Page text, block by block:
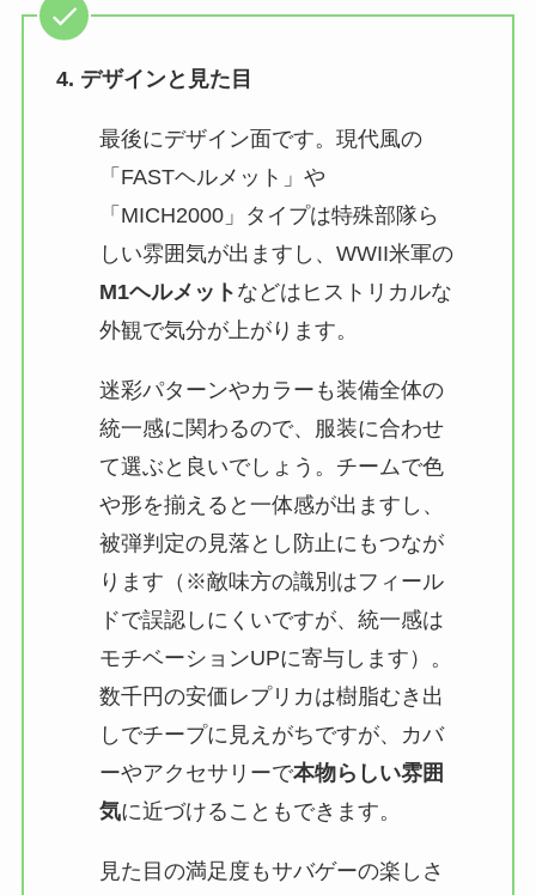
4. デザインと見た目
最後にデザイン面です。現代風の
「FASTヘルメット」や
「MICH2000」タイプは特殊部隊ら
しい雰囲気が出ますし、WWII米軍の
M1ヘルメット などはヒストリカルな
外観で気分が上がります​。
迷彩パターンやカラーも装備全体の
統一感に関わるので、服装に合わせ
て選ぶと良いでしょう。チームで色
や形を揃えると一体感が出ますし、
被弾判定の見落とし防止にもつなが
ります（※敵味方の識別はフィール
ドで誤認しにくいですが、統一感は
モチベーションUPに寄与します）。
数千円の安価レプリカは樹脂むき出
しでチープに見えがちですが、カバ
ーやアクセサリーで本物らしい雰囲
気に近づけることもできます​。
見た目の満足度もサバゲーの楽しさ